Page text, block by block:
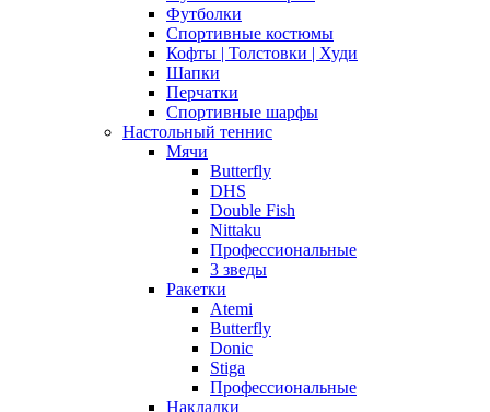
Футболки
Спортивные костюмы
Кофты | Толстовки | Худи
Шапки
Перчатки
Спортивные шарфы
Настольный теннис
Мячи
Butterfly
DHS
Double Fish
Nittaku
Профессиональные
3 зведы
Ракетки
Atemi
Butterfly
Donic
Stiga
Профессиональные
Накладки